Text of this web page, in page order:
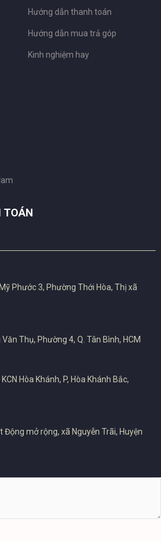
Hướng dẫn thanh toán
Hướng dẫn mua trả góp
Kinh nghiệm hay
TOÁN
Phước 3, Phường Thới Hòa, Thị xã
Thụ, Phường 4, Q. Tân Bình, HCM
Hòa Khánh, P, Hòa Khánh Bắc,
Động mở rộng, xã Nguyễn Trãi, Huyện